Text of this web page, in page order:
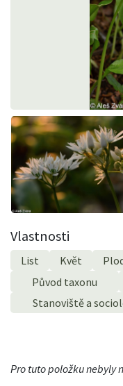
Vlastnosti
List Květ
Původ taxonu
Stanoviště a
Pro tuto položku nebyly